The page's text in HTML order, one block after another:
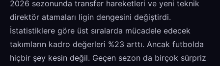
2026 sezonunda transfer hareketleri ve yeni teknik
direktör atamaları ligin dengesini değiştirdi.
İstatistiklere göre üst sıralarda mücadele edecek
takımların kadro değerleri %23 arttı. Ancak futbolda
hiçbir şey kesin değil. Geçen sezon da birçok sürpriz